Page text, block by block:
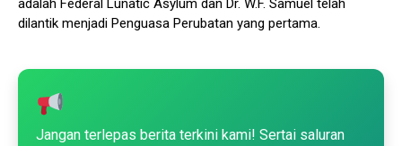
adalah Federal Lunatic Asylum dan Dr. W.F. Samuel telah
dilantik menjadi Penguasa Perubatan yang pertama.
Jangan terlepas berita terkini kami! Sertai saluran